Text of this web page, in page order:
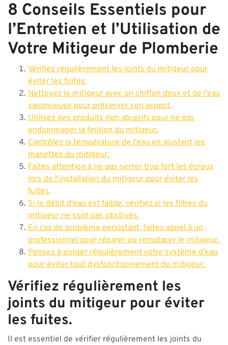
8 Conseils Essentiels pour
l’Entretien et l’Utilisation de
Votre Mitigeur de Plomberie
Vérifiez régulièrement les joints du mitigeur pour
éviter les fuites.
Nettoyez le mitigeur avec un chiffon doux et de l’eau
savonneuse pour préserver son aspect.
Utilisez des produits non abrasifs pour ne pas
endommager la finition du mitigeur.
Contrôlez la température de l’eau en ajustant les
manettes du mitigeur.
Faites attention à ne pas serrer trop fort les écrous
lors de l’installation du mitigeur pour éviter les
fuites.
Si le débit d’eau est faible, vérifiez si les filtres du
mitigeur ne sont pas obstrués.
En cas de problème persistant, faites appel à un
professionnel pour réparer ou remplacer le mitigeur.
Pensez à purger régulièrement votre système d’eau
pour éviter tout dysfonctionnement du mitigeur.
Vérifiez régulièrement les
joints du mitigeur pour éviter
les fuites.
Il est essentiel de vérifier régulièrement les joints du